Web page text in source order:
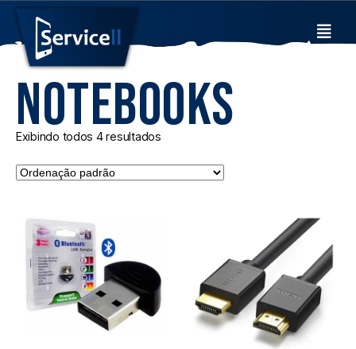
Notebooks
Exibindo todos 4 resultados